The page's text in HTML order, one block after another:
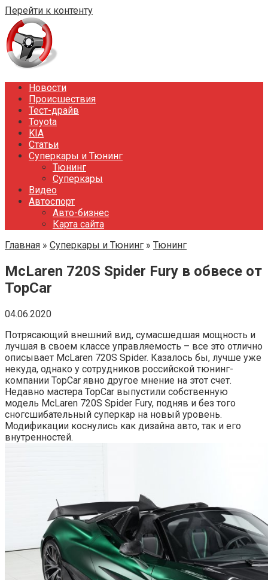
Перейти к контенту
Новости
Происшествия
Тест-драйв
Toyota
KIA
Статьи
Суперкары и Тюнинг
Тюнинг
Суперкары
Видео
Автоспорт
Авто-бизнес
Карта сайта
Главная » Суперкары и Тюнинг » Тюнинг
McLaren 720S Spider Fury в обвесе от
TopCar
04.06.2020
Потрясающий внешний вид, сумасшедшая мощность и
лучшая в своем классе управляемость – все это отлично
описывает McLaren 720S Spider. Казалось бы, лучше уже
некуда, однако у сотрудников российской тюнинг-
компании TopCar явно другое мнение на этот счет.
Недавно мастера TopCar выпустили собственную
модель McLaren 720S Spider Fury, подняв и без того
сногсшибательный суперкар на новый уровень.
Модификации коснулись как дизайна авто, так и его
внутренностей.